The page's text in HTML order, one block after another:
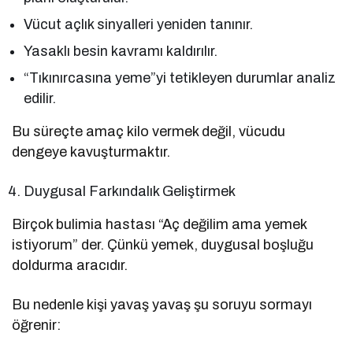
Vücut açlık sinyalleri yeniden tanınır.
Yasaklı besin kavramı kaldırılır.
“Tıkınırcasına yeme”yi tetikleyen durumlar analiz
edilir.
Bu süreçte amaç kilo vermek değil, vücudu
dengeye kavuşturmaktır.
Duygusal Farkındalık Geliştirmek
Birçok bulimia hastası “Aç değilim ama yemek
istiyorum” der. Çünkü yemek, duygusal boşluğu
doldurma aracıdır.
Bu nedenle kişi yavaş yavaş şu soruyu sormayı
öğrenir: